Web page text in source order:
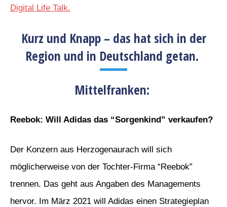
Digital Life Talk.
Kurz und Knapp – das hat sich in der
Region und in Deutschland getan.
Mittelfranken:
Reebok: Will Adidas das “Sorgenkind” verkaufen?
Der Konzern aus Herzogenaurach will sich
möglicherweise von der Tochter-Firma “Reebok”
trennen. Das geht aus Angaben des Managements
hervor. Im März 2021 will Adidas einen Strategieplan